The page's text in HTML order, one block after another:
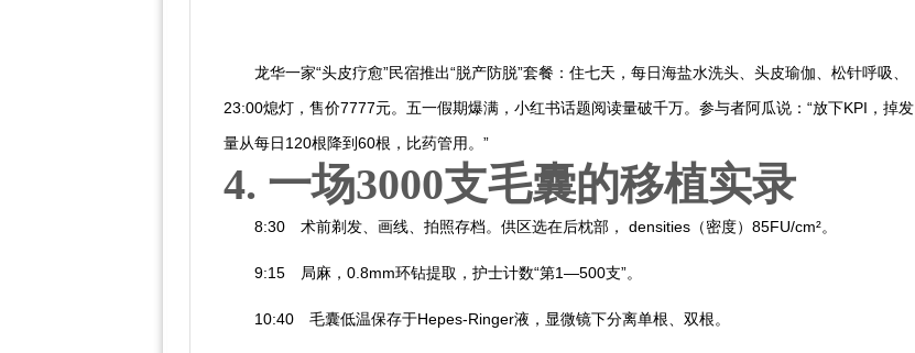
龙华一家“头皮疗愈”民宿推出“脱产防脱”套餐：住七天，每日海盐水洗头、头皮瑜伽、松针呼吸、
23:00熄灯，售价7777元。五一假期爆满，小红书话题阅读量破千万。参与者阿瓜说：“放下KPI，掉发
量从每日120根降到60根，比药管用。”
4. 一场3000支毛囊的移植实录
8:30 术前剃发、画线、拍照存档。供区选在后枕部， densities（密度）85FU/cm²。
9:15 局麻，0.8mm环钻提取，护士计数“第1—500支”。
10:40 毛囊低温保存于Hepes-Ringer液，显微镜下分离单根、双根。